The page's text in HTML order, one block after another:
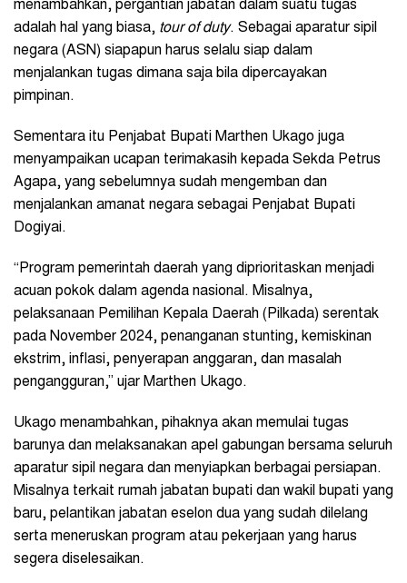
menambahkan, pergantian jabatan dalam suatu tugas
adalah hal yang biasa, tour of duty. Sebagai aparatur sipil
negara (ASN) siapapun harus selalu siap dalam
menjalankan tugas dimana saja bila dipercayakan
pimpinan.
Sementara itu Penjabat Bupati Marthen Ukago juga
menyampaikan ucapan terimakasih kepada Sekda Petrus
Agapa, yang sebelumnya sudah mengemban dan
menjalankan amanat negara sebagai Penjabat Bupati
Dogiyai.
“Program pemerintah daerah yang diprioritaskan menjadi
acuan pokok dalam agenda nasional. Misalnya,
pelaksanaan Pemilihan Kepala Daerah (Pilkada) serentak
pada November 2024, penanganan stunting, kemiskinan
ekstrim, inflasi, penyerapan anggaran, dan masalah
pengangguran,” ujar Marthen Ukago.
Ukago menambahkan, pihaknya akan memulai tugas
barunya dan melaksanakan apel gabungan bersama seluruh
aparatur sipil negara dan menyiapkan berbagai persiapan.
Misalnya terkait rumah jabatan bupati dan wakil bupati yang
baru, pelantikan jabatan eselon dua yang sudah dilelang
serta meneruskan program atau pekerjaan yang harus
segera diselesaikan.